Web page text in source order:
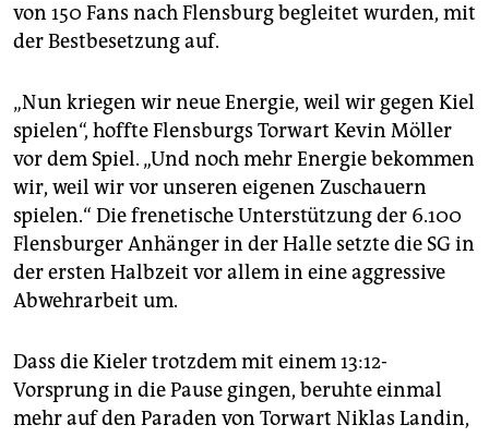
von 150 Fans nach Flensburg begleitet wurden, mit
der Bestbesetzung auf.
„Nun kriegen wir neue Energie, weil wir gegen Kiel
spielen“, hoffte Flensburgs Torwart Kevin Möller
vor dem Spiel. „Und noch mehr Energie bekommen
wir, weil wir vor unseren eigenen Zuschauern
spielen.“ Die frenetische Unterstützung der 6.100
Flensburger Anhänger in der Halle setzte die SG in
der ersten Halbzeit vor allem in eine aggressive
Abwehrarbeit um.
Dass die Kieler trotzdem mit einem 13:12-
Vorsprung in die Pause gingen, beruhte einmal
mehr auf den Paraden von Torwart Niklas Landin,